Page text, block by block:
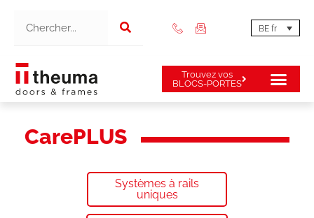
BE fr
Trouvez vos
BLOCS-PORTES
CarePLUS
Systèmes à rails
uniques